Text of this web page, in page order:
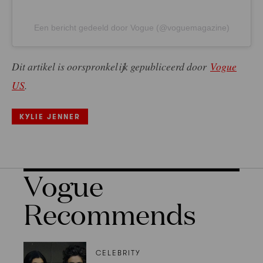
Een bericht gedeeld door Vogue (@voguemagazine)
Dit artikel is oorspronkelijk gepubliceerd door Vogue
US.
KYLIE JENNER
Vogue
Recommends
CELEBRITY